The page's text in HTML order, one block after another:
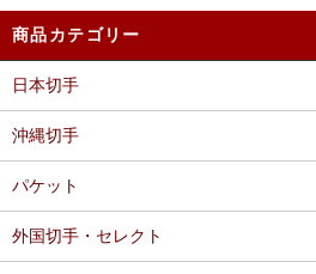
商品カテゴリー
日本切手
沖縄切手
パケット
外国切手・セレクト